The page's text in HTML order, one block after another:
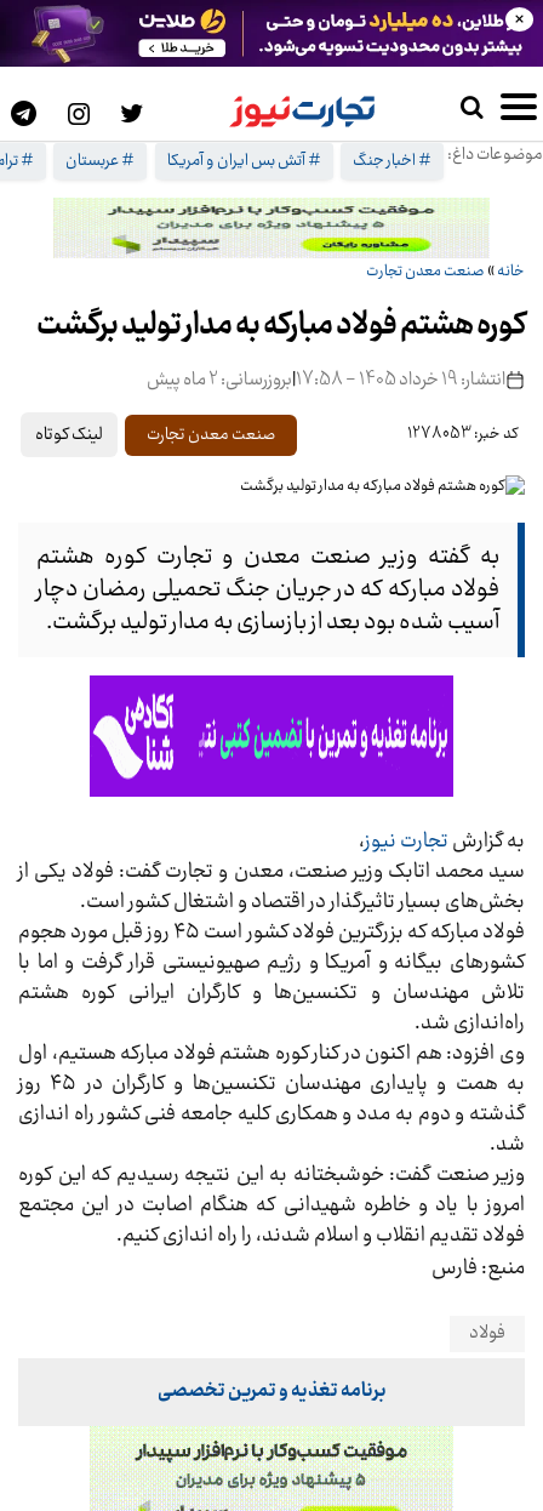
موضوعات داغ: # اخبار جنگ # آتش بس ایران و آمریکا # عربستان #
×
خانه» صنعت معدن تجارت
کوره هشتم فولاد مبارکه به مدار تولید برگشت
انتشار: 19 خرداد 1405 - 17:58 |بروزرسانی: 2 ماه پیش
کد خبر: 1278053 صنعت معدن تجارت لینک کوتاه
به گفته وزیر صنعت معدن و تجارت کوره هشتم
فولاد مبارکه که در جریان جنگ تحمیلی رمضان دچار
آسیب شده بود بعد از بازسازی به مدار تولید برگشت.
به گزارشتجارت نیوز،
سید محمد اتابک وزیر صنعت، معدن و تجارت گفت: فولاد یکی از
بخش‌های بسیار تاثیرگذار در اقتصاد و اشتغال کشور است.
فولاد مبارکه که بزرگترین فولاد کشور است ۴۵ روز قبل مورد هجوم
کشورهای بیگانه و آمریکا و رژیم صهیونیستی قرار گرفت و اما با
تلاش مهندسان و تکنسین‌ها و کارگران ایرانی کوره هشتم
راه‌اندازی شد.
وی افزود: هم اکنون در کنار کوره هشتم فولاد مبارکه هستیم، اول
به همت و پایداری مهندسان تکنسین‌ها و کارگران در ۴۵ روز
گذشته و دوم به مدد و همکاری کلیه جامعه فنی کشور راه اندازی
شد.
وزیر صنعت گفت: خوشبختانه به این نتیجه رسیدیم که این کوره
امروز با یاد و خاطره شهیدانی که هنگام اصابت در این مجتمع
فولاد تقدیم انقلاب و اسلام شدند، را راه اندازی کنیم.
منبع: فارس
فولاد
برنامه تغذیه و تمرین تخصصی